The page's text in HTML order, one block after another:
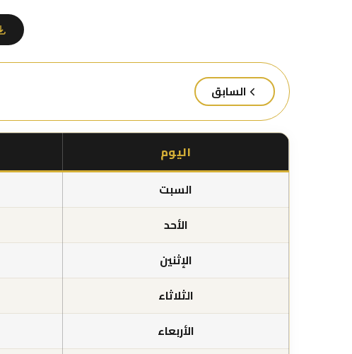
السابق
اليوم
السبت
الأحد
الإثنين
الثلاثاء
الأربعاء